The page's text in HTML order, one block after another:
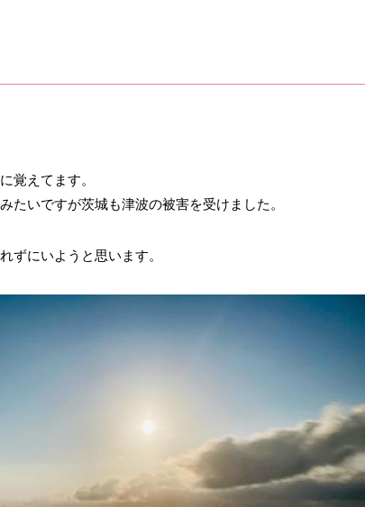
覚えてます。
たいですが茨城も津波の被害を受けました。
ずにいようと思います。